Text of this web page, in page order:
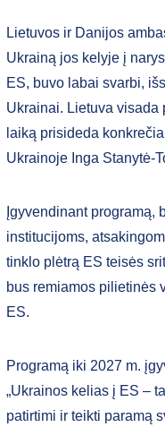
Lietuvos ir Danijos
Ukrainą jos kelyje į
ES, buvo labai svarbi,
Ukrainai. Lietuva visada
laiką prisideda
Ukrainoje Inga Stanytė-
Įgyvendinant programą,
institucijoms,
tinklo plėtrą ES teisės
bus remiamos pilietinės
ES.
Programą iki 2027 m.
„Ukrainos kelias į ES –
patirtimi ir teikti paramą